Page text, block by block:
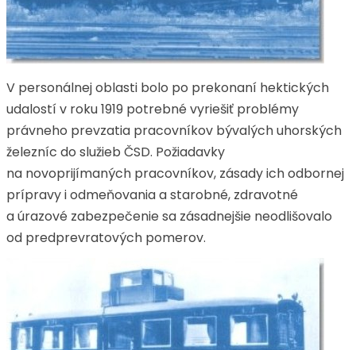
V personálnej oblasti bolo po prekonaní hektických
udalostí v roku 1919 potrebné vyriešiť problémy
právneho prevzatia pracovníkov bývalých uhorských
železníc do služieb ČSD. Požiadavky
na novoprijímaných pracovníkov, zásady ich odbornej
prípravy i odmeňovania a starobné, zdravotné
a úrazové zabezpečenie sa zásadnejšie neodlišovalo
od predprevratových pomerov.